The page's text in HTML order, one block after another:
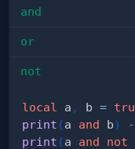
and
or
not
local a , b =
print (a and b)
print (a and not